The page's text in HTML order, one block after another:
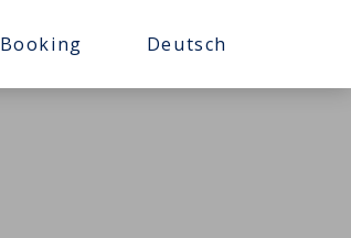
Booking Deutsch